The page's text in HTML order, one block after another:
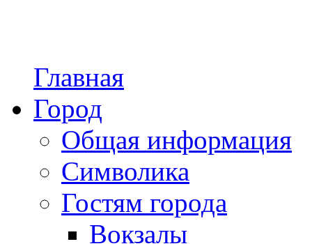
Главная
Город
Общая информация
Символика
Гостям города
Вокзалы